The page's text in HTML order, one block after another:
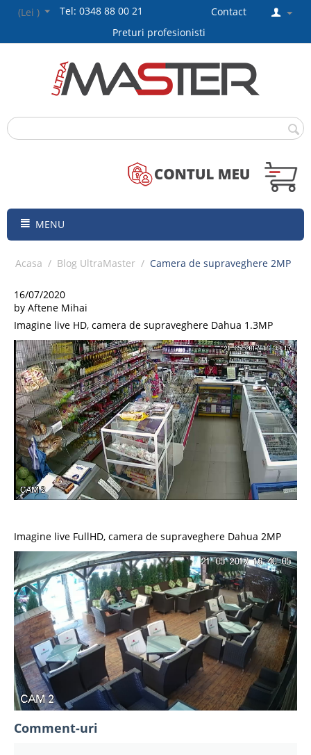
(Lei ) Tel: 0348 88 00 21
Contact
Preturi profesionisti
MENU
Acasa / Blog UltraMaster / Camera de supraveghere 2MP
16/07/2020
by Aftene Mihai
Imagine live HD, camera de supraveghere Dahua 1.3MP
Imagine live FullHD, camera de supraveghere Dahua 2MP
Comment-uri